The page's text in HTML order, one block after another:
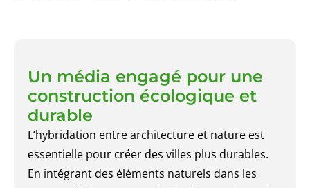
Un média engagé pour une
construction écologique et
durable
L’hybridation entre architecture et nature est
essentielle pour créer des villes plus durables.
En intégrant des éléments naturels dans les